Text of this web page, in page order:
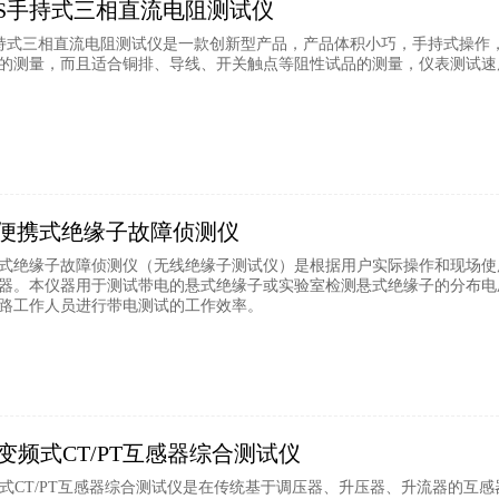
手持式三相直流电阻测试仪
式三相直流电阻测试仪是一款创新型产品，产品体积小巧，手持式操
测量，而且适合铜排、导线、开关触点等阻性试品的测量，仪表测试
携式绝缘子故障侦测仪
式绝缘子故障侦测仪（无线绝缘子测试仪）是根据用户实际操作和现场
。本仪器用于测试带电的悬式绝缘子或实验室检测悬式绝缘子的分布
工作人员进行带电测试的工作效率。
频式CT/PT互感器综合测试仪
式CT/PT互感器综合测试仪是在传统基于调压器、升压器、升流器的互